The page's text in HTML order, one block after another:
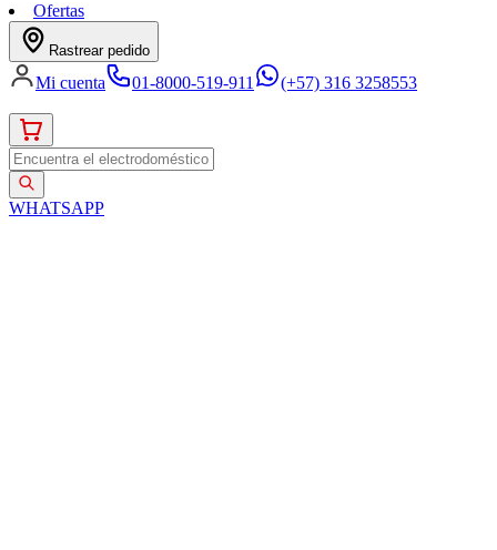
Ofertas
Rastrear pedido
Mi cuenta 01-8000-519-911 (+57) 316 3258553
WHATSAPP